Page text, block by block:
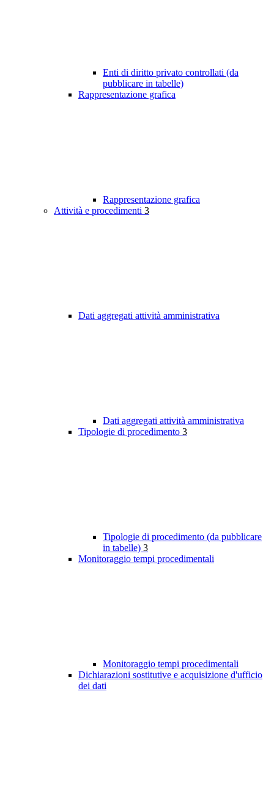
Enti di diritto privato controllati (da
pubblicare in tabelle)
Rappresentazione grafica
Rappresentazione grafica
Attività e procedimenti 3
Dati aggregati attività amministrativa
Dati aggregati attività amministrativa
Tipologie di procedimento 3
Tipologie di procedimento (da pubblicare
in tabelle) 3
Monitoraggio tempi procedimentali
Monitoraggio tempi procedimentali
Dichiarazioni sostitutive e acquisizione d'ufficio
dei dati